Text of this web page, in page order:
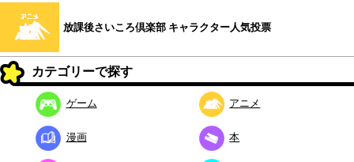
放課後さいころ倶楽部 キャラクター人気投票
カテゴリーで探す
ゲーム アニメ
漫画 本